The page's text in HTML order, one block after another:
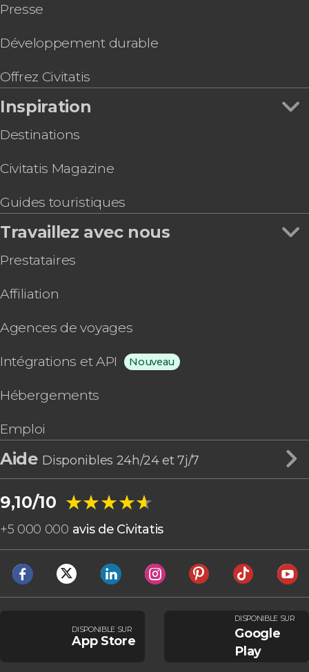
Presse
Développement durable
Offrez Civitatis
Inspiration
Destinations
Civitatis Magazine
Guides touristiques
Travaillez avec nous
Prestataires
Affiliation
Agences de voyages
Intégrations et API Nouveau
Hébergements
Emploi
Aide Disponibles 24h/24 et 7j/7
9,10/10 ★★★★★
★★★★★
+5 000 000 avis de Civitatis
DISPONIBLE SUR
App Store
DISPONIBLE SUR
Google
Play